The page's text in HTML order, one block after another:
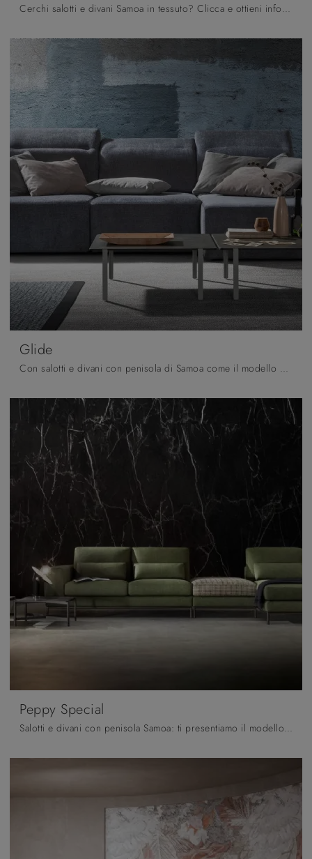
Cerchi salotti e divani Samoa in tessuto? Clicca e ottieni informazioni sul modello Way per spazi moderni.
Glide
Con salotti e divani con penisola di Samoa come il modello Glide in tessuto, potrai completare il tuo concept d'arredo.
Peppy Special
Salotti e divani con penisola Samoa: ti presentiamo il modello Peppy Special in tessuto per valorizzare il soggiorno.